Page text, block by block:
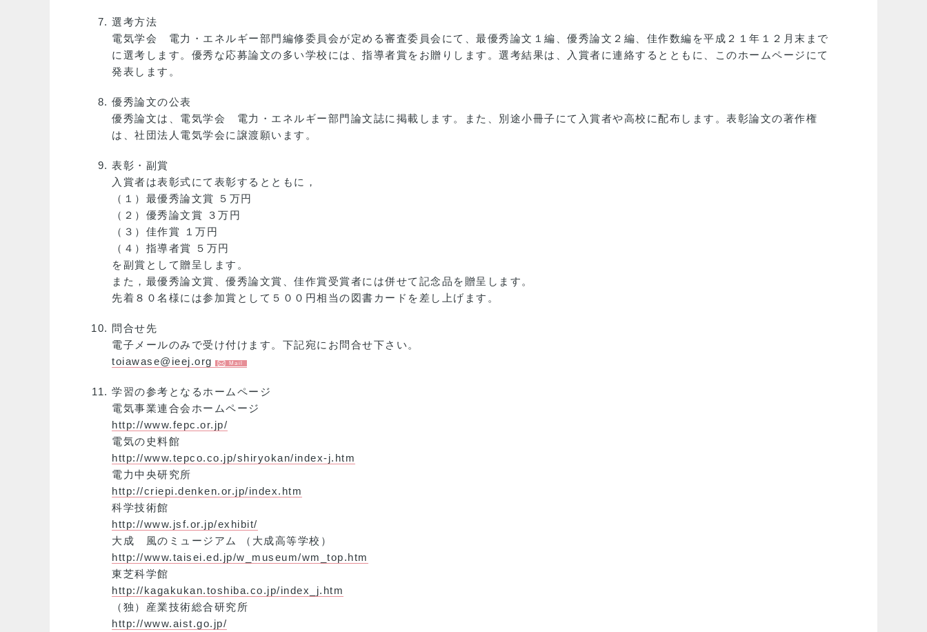
選考方法
電気学会 電力・エネルギー部門編修委員会が定める審査委員会にて、最優秀論文１編、優秀論文２編、佳作数編を平成２１年１２月末まで
に選考します。優秀な応募論文の多い学校には、指導者賞をお贈りします。選考結果は、入賞者に連絡するとともに、このホームページにて
発表します。
優秀論文の公表
優秀論文は、電気学会 電力・エネルギー部門論文誌に掲載します。また、別途小冊子にて入賞者や高校に配布します。表彰論文の著作権
は、社団法人電気学会に譲渡願います。
表彰・副賞
入賞者は表彰式にて表彰するとともに，
（１）最優秀論文賞 ５万円
（２）優秀論文賞 ３万円
（３）佳作賞 １万円
（４）指導者賞 ５万円
を副賞として贈呈します。
また，最優秀論文賞、優秀論文賞、佳作賞受賞者には併せて記念品を贈呈します。
先着８０名様には参加賞として５００円相当の図書カードを差し上げます。
問合せ先
電子メールのみで受け付けます。下記宛にお問合せ下さい。
toiawase@ieej.org
学習の参考となるホームページ
電気事業連合会ホームページ
http://www.fepc.or.jp/
電気の史料館
http://www.tepco.co.jp/shiryokan/index-j.htm
電力中央研究所
http://criepi.denken.or.jp/index.htm
科学技術館
http://www.jsf.or.jp/exhibit/
大成 風のミュージアム （大成高等学校）
http://www.taisei.ed.jp/w_museum/wm_top.htm
東芝科学館
http://kagakukan.toshiba.co.jp/index_j.htm
（独）産業技術総合研究所
http://www.aist.go.jp/